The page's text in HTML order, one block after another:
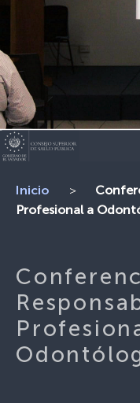
Inicio >
Profesional a